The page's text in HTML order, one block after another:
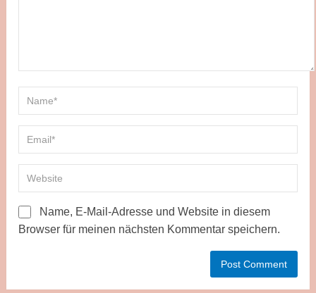
Name, E-Mail-Adresse und Website in diesem
Browser für meinen nächsten Kommentar speichern.